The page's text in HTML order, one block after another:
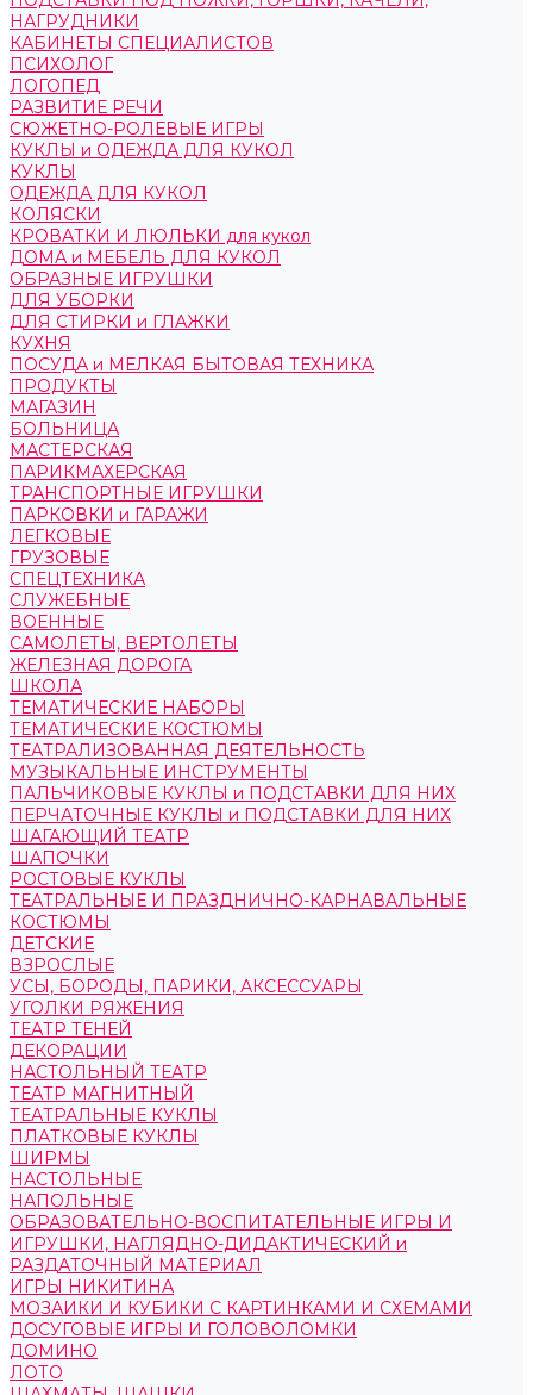
НАГРУДНИКИ
КАБИНЕТЫ СПЕЦИАЛИСТОВ
ПСИХОЛОГ
ЛОГОПЕД
РАЗВИТИЕ РЕЧИ
СЮЖЕТНО-РОЛЕВЫЕ ИГРЫ
КУКЛЫ и ОДЕЖДА ДЛЯ КУКОЛ
КУКЛЫ
ОДЕЖДА ДЛЯ КУКОЛ
КОЛЯСКИ
КРОВАТКИ И ЛЮЛЬКИ для кукол
ДОМА и МЕБЕЛЬ ДЛЯ КУКОЛ
ОБРАЗНЫЕ ИГРУШКИ
ДЛЯ УБОРКИ
ДЛЯ СТИРКИ и ГЛАЖКИ
КУХНЯ
ПОСУДА и МЕЛКАЯ БЫТОВАЯ ТЕХНИКА
ПРОДУКТЫ
МАГАЗИН
БОЛЬНИЦА
МАСТЕРСКАЯ
ПАРИКМАХЕРСКАЯ
ТРАНСПОРТНЫЕ ИГРУШКИ
ПАРКОВКИ и ГАРАЖИ
ЛЕГКОВЫЕ
ГРУЗОВЫЕ
СПЕЦТЕХНИКА
СЛУЖЕБНЫЕ
ВОЕННЫЕ
САМОЛЕТЫ, ВЕРТОЛЕТЫ
ЖЕЛЕЗНАЯ ДОРОГА
ШКОЛА
ТЕМАТИЧЕСКИЕ НАБОРЫ
ТЕМАТИЧЕСКИЕ КОСТЮМЫ
ТЕАТРАЛИЗОВАННАЯ ДЕЯТЕЛЬНОСТЬ
МУЗЫКАЛЬНЫЕ ИНСТРУМЕНТЫ
ПАЛЬЧИКОВЫЕ КУКЛЫ и ПОДСТАВКИ ДЛЯ НИХ
ПЕРЧАТОЧНЫЕ КУКЛЫ и ПОДСТАВКИ ДЛЯ НИХ
ШАГАЮЩИЙ ТЕАТР
ШАПОЧКИ
РОСТОВЫЕ КУКЛЫ
ТЕАТРАЛЬНЫЕ И ПРАЗДНИЧНО-КАРНАВАЛЬНЫЕ
КОСТЮМЫ
ДЕТСКИЕ
ВЗРОСЛЫЕ
УСЫ, БОРОДЫ, ПАРИКИ, АКСЕССУАРЫ
УГОЛКИ РЯЖЕНИЯ
ТЕАТР ТЕНЕЙ
ДЕКОРАЦИИ
НАСТОЛЬНЫЙ ТЕАТР
ТЕАТР МАГНИТНЫЙ
ТЕАТРАЛЬНЫЕ КУКЛЫ
ПЛАТКОВЫЕ КУКЛЫ
ШИРМЫ
НАСТОЛЬНЫЕ
НАПОЛЬНЫЕ
ОБРАЗОВАТЕЛЬНО-ВОСПИТАТЕЛЬНЫЕ ИГРЫ И
ИГРУШКИ, НАГЛЯДНО-ДИДАКТИЧЕСКИЙ и
РАЗДАТОЧНЫЙ МАТЕРИАЛ
ИГРЫ НИКИТИНА
МОЗАИКИ И КУБИКИ С КАРТИНКАМИ И СХЕМАМИ
ДОСУГОВЫЕ ИГРЫ И ГОЛОВОЛОМКИ
ДОМИНО
ЛОТО